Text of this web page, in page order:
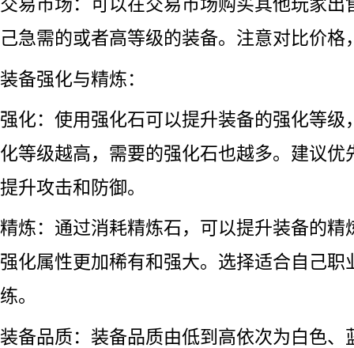
己急需的或者高等级的装备。注意对比价格
装备强化与精炼：
强化：使用强化石可以提升装备的强化等级
化等级越高，需要的强化石也越多。建议优
提升攻击和防御。
精炼：通过消耗精炼石，可以提升装备的精
强化属性更加稀有和强大。选择适合自己职
练。
装备品质：装备品质由低到高依次为白色、